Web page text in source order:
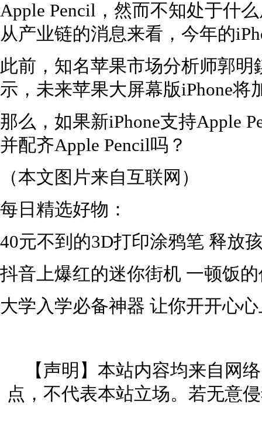
Apple Pencil，然而不知处于什
从产业链的消息来看，今年的
此前，知名苹果市场分析师郭
示，未来苹果大屏幕版iPhone将
那么，如果新iPhone支持Apple
并配齐Apple Pencil吗？
（本文图片来自互联网）
每日精选好物：
40元不到的3D打印涂鸦笔 释放
抖音上爆红的迷你街机 一顿饭
大学入学必备神器 让你开开心
【声明】本站内容均来自网
点，不代表本站立场。若无意